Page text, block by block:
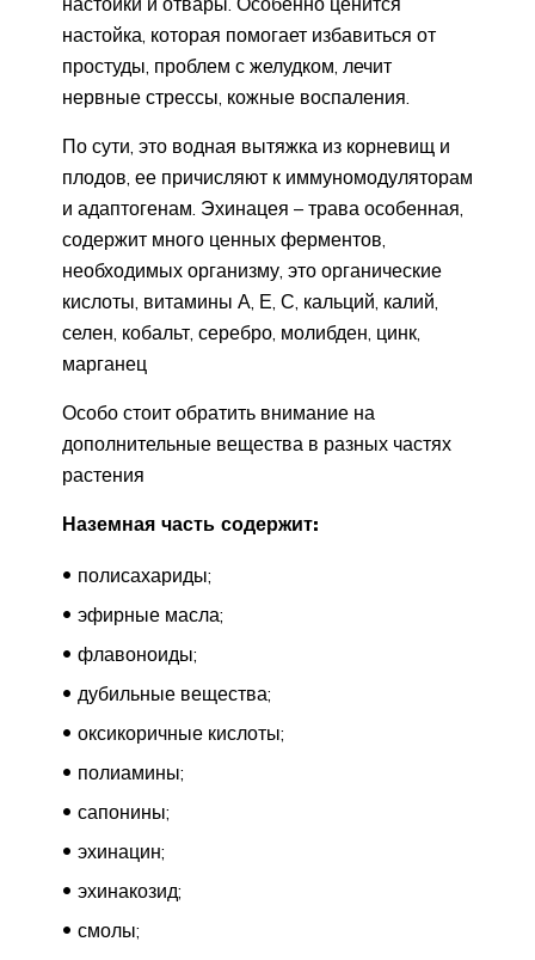
настойка, которая помогает избавиться от
простуды, проблем с желудком, лечит
нервные стрессы, кожные воспаления.
По сути, это водная вытяжка из корневищ и
плодов, ее причисляют к иммуномодуляторам
и адаптогенам. Эхинацея – трава особенная,
содержит много ценных ферментов,
необходимых организму, это органические
кислоты, витамины А, Е, С, кальций, калий,
селен, кобальт, серебро, молибден, цинк,
марганец
Особо стоит обратить внимание на
дополнительные вещества в разных частях
растения
Наземная часть содержит:
полисахариды;
эфирные масла;
флавоноиды;
дубильные вещества;
оксикоричные кислоты;
полиамины;
сапонины;
эхинацин;
эхинакозид;
смолы;